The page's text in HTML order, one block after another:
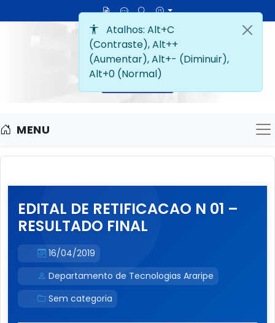
MENU
EDITAL DE RETIFICACAO N 01 –
RESULTADO FINAL
16/04/2019
Departamento de Tecnologias Araripe
Sem categoria